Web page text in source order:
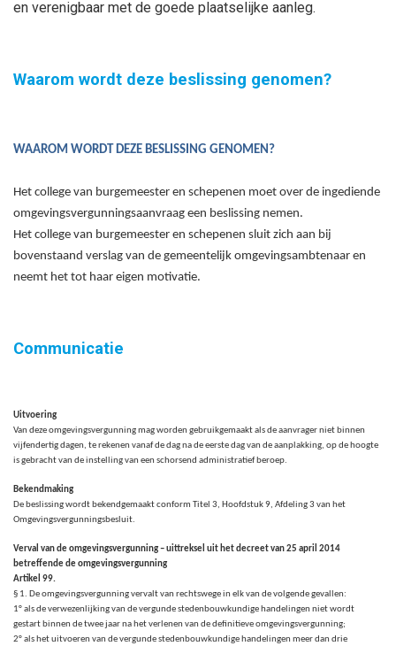
en verenigbaar met de goede plaatselijke aanleg.
Waarom wordt deze beslissing genomen?
WAAROM WORDT DEZE BESLISSING GENOMEN?
Het college van burgemeester en schepenen moet over de ingediende
omgevingsvergunningsaanvraag een beslissing nemen.
Het college van burgemeester en schepenen sluit zich aan bij
bovenstaand verslag van de gemeentelijk omgevingsambtenaar en
neemt het tot haar eigen motivatie.
Communicatie
Uitvoering
Van deze omgevingsvergunning mag worden gebruikgemaakt als de aanvrager niet binnen
vijfendertigdagen, te rekenen vanaf de dag na de eerste dag van de aanplakking, op de hoogte
is gebracht van de instelling van een schorsend administratief beroep.
Bekendmaking
De beslissing wordt bekendgemaakt conform Titel 3, Hoofdstuk 9, Afdeling 3 van het
Omgevingsvergunningsbesluit.
Verval van de omgevingsvergunning – uittreksel uit het decreet van 25 april 2014
betreffende de omgevingsvergunning
Artikel 99.
§ 1. De omgevingsvergunning vervalt van rechtswege in elk van de volgende gevallen:
1° als de verwezenlijking van de vergunde stedenbouwkundige handelingen niet wordt
gestart binnen de twee jaar na het verlenen van de definitieve omgevingsvergunning;
2° als het uitvoeren van de vergunde stedenbouwkundige handelingen meer dan drie